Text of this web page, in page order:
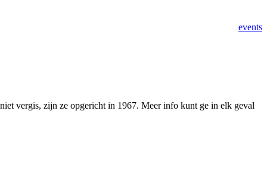
events
vergis, zijn ze opgericht in 1967. Meer info kunt ge in elk geval